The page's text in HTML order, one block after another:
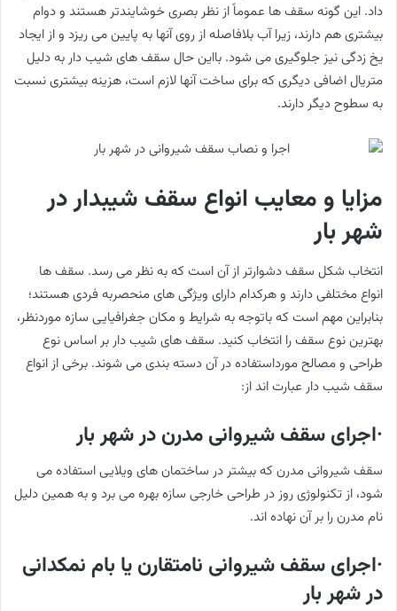
داد. این گونه سقف ها عموماً از نظر بصری خوشایندتر هستند و دوام
بیشتری هم دارند، زیرا آب بلافاصله از روی آنها به پایین می ریزد و از ایجاد
یخ زدگی نیز جلوگیری می شود. بااین حال سقف های شیب دار به دلیل
متریال اضافی دیگری که برای ساخت آنها لازم است، هزینه بیشتری نسبت
به سطوح دیگر دارند.
مزایا و معایب انواع سقف شیبدار در
شهر بار
انتخاب شکل سقف دشوارتر از آن است که به نظر می رسد. سقف ها
انواع مختلفی دارند و هرکدام دارای ویژگی های منحصربه فردی هستند؛
بنابراین مهم است که باتوجه به شرایط و مکان جغرافیایی سازه موردنظر،
بهترین نوع سقف را انتخاب کنید. سقف های شیب دار بر اساس نوع
طراحی و مصالح مورداستفاده در آن دسته بندی می شوند. برخی از انواع
سقف شیب دار عبارت اند از:
·اجرای سقف شیروانی مدرن در شهر بار
سقف شیروانی مدرن که بیشتر در ساختمان های ویلایی استفاده می
شود، از تکنولوژی روز در طراحی خارجی سازه بهره می برد و به همین دلیل
نام مدرن را بر آن نهاده اند.
·اجرای سقف شیروانی نامتقارن یا بام نمکدانی
در شهر بار